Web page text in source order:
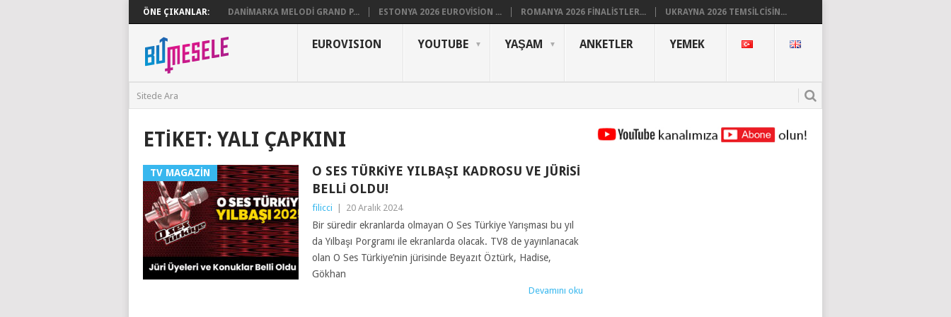
ÖNE ÇIKANLAR: DANIMARKA MELODI GRAND P... ESTONYA 2026 EUROVISION ... ROMANYA 2026 FINALISTLER... UKRAYNA 2026 TEMSILCISIN...
EUROVISION YOUTUBE YAŞAM ANKETLER YEMEK
ETIKET: YALI ÇAPKINI
TV MAGAZIN
O SES TÜRKIYE YILBAŞI KADROSU VE JÜRISI
BELLI OLDU!
filicci 20 Aralık 2024
Bir süredir ekranlarda olmayan O Ses Türkiye Yarışması bu yıl
da Yılbaşı Porgramı ile ekranlarda olacak. TV8 de yayınlanacak
olan O Ses Türkiye’nin jürisinde Beyazıt Öztürk, Hadise,
Gökhan
Devamını oku